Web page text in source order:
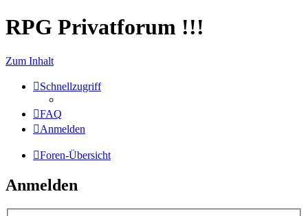
RPG Privatforum !!!
Zum Inhalt
Schnellzugriff
FAQ
Anmelden
Foren-Übersicht
Anmelden